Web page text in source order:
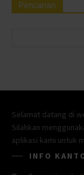
Pencarian
Selamat datang di
Silahkan
aplikasi kami untuk
INFO